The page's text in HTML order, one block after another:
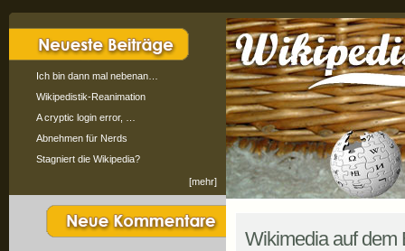
Ich bin dann mal nebenan…
Wikipedistik-Reanimation
A cryptic login error, …
Abnehmen für Nerds
Stagniert die Wikipedia?
[mehr]
Wikimedia auf dem